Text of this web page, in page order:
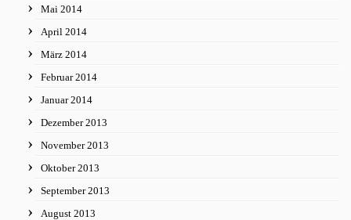
Mai 2014
April 2014
März 2014
Februar 2014
Januar 2014
Dezember 2013
November 2013
Oktober 2013
September 2013
August 2013